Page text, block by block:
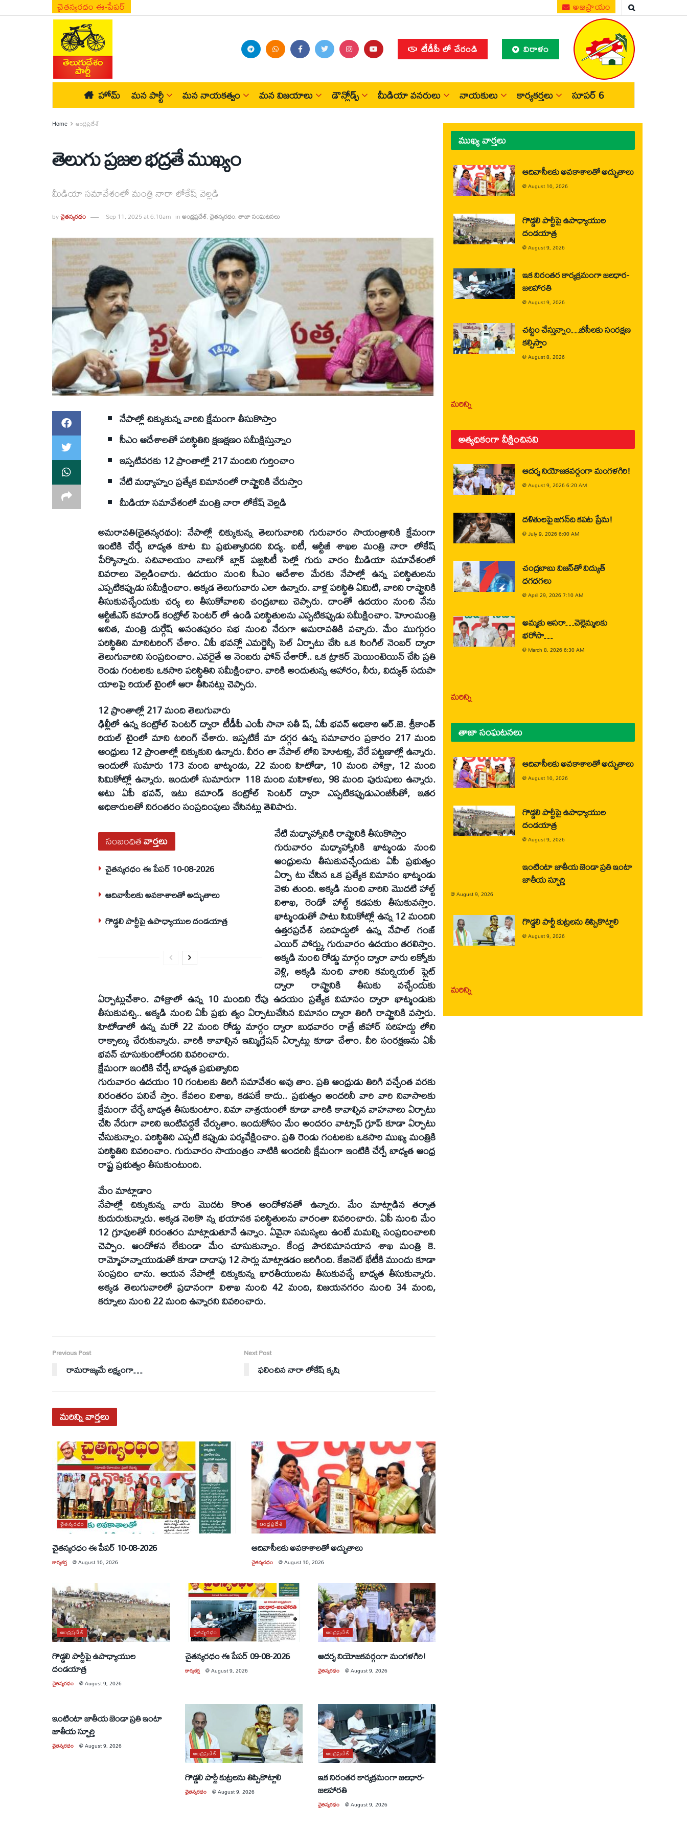
చైతన్యరధం ఈ-పేపర్ అభిప్రాయం
టీడీపీ లో చేరండి విరాళం
హోమ్ మన పార్టీ మన నాయకత్వం మన విజయాలు డౌన్లోడ్స్ మీడియా వనరులు నాయకులు కార్యకర్తలు సూపర్ 6
Home ఆంధ్రప్రదేశ్
తెలుగు ప్రజల భద్రతే ముఖ్యం
మీడియా సమావేశంలో మంత్రి నారా లోకేష్ వెల్లడి
byచైతన్యరధం Sep 11, 2025 at 6:10am inఆంధ్రప్రదేశ్,చైతన్యరధం,తాజా సంఘటనలు
నేపాల్లో చిక్కుకున్న వారిని క్షేమంగా తీసుకొస్తాం
సీఎం ఆదేశాలతో పరిస్థితిని క్షణక్షణం సమీక్షిస్తున్నాం
ఇప్పటివరకు 12 ప్రాంతాల్లో 217 మందిని గుర్తించాం
నేటి మధ్యాహ్నం ప్రత్యేక విమానంలో రాష్ట్రానికి చేరుస్తాం
మీడియా సమావేశంలో మంత్రి నారా లోకేష్ వెల్లడి
అమరావతి(చైతన్యరథం): నేపాల్లో చిక్కుకున్న తెలుగువారిని గురువారం సాయంత్రానికి క్షేమంగా
ఇంటికి చేర్చే బాధ్యత కూట మి ప్రభుత్వానిదని విద్య. ఐటీ, ఆర్టీజీ శాఖల మంత్రి నారా లోకేష్
పేర్కొన్నారు. సచివాలయం నాలుగో బ్లాక్ పబ్లిసిటీ సెల్లో గురు వారం మీడియా సమావేశంలో
వివరాలు వెల్లడించారు. ఉదయం నుంచి సీఎం ఆదేశాల మేరకు నేపాల్లో ఉన్న పరిస్థితులను
ఎప్పటికప్పుడు సమీక్షించాం. అక్కడ తెలుగువారు ఎలా ఉన్నారు. వాళ్ల పరిస్థితి ఏమిటి, వారిని రాష్ట్రానికి
తీసుకువచ్చేందుకు చర్య లు తీసుకోవాలని చంద్రబాబు చెప్పారు. దాంతో ఉదయం నుంచి నేను
ఆర్టీజీఎస్ కమాండ్ కంట్రోల్ సెంటర్ లో ఉండి పరిస్థితులను ఎప్పటికప్పుడు సమీక్షించాం. హెూంమంత్రి
అనిత, మంత్రి దుర్గేష్ అనంతపురం సభ నుంచి నేరుగా అమరావతికి వచ్చారు. మేం ముగ్గురం
పరిస్థితిని మానిటరింగ్ చేశాం. ఏపీ భవన్లో ఎమర్జెన్సీ సెల్ ఏర్పాటు చేసి ఒక సింగిల్ నెంబర్ ద్వారా
తెలుగువారిని సంప్రదించాం. ఎవరైతే ఆ నెంబరు ఫోన్ చేశారో.. ఒక ట్రాకర్ మెయింటెయిన్ చేసి ప్రతి
రెండు గంటలకు ఒకసారి పరిస్థితిని సమీక్షించాం. వారికి అందుతున్న ఆహారం, నీరు, విద్యుత్ సదుపా
యాలపై రియల్ టైంలో ఆరా తీసినట్లు చెప్పారు.
12 ప్రాంతాల్లో 217 మంది తెలుగువారు
ఢిల్లీలో ఉన్న కంట్రోల్ సెంటర్ ద్వారా టీడీపీ ఎంపీ సానా సతీ ష్, ఏపీ భవన్ అధికారి ఆర్.జె. శ్రీకాంత్
రియల్ టైంలో మాని టరింగ్ చేశారు. ఇప్పటికే మా దగ్గర ఉన్న సమాచారం ప్రకారం 217 మంది
ఆంధ్రులు 12 ప్రాంతాల్లో చిక్కుకుని ఉన్నారు. వీరం తా నేపాల్ లోని హెూటళ్లు, వేరే పట్టణాల్లో ఉన్నారు.
ఇందులో సుమారు 173 మంది ఖాట్మండు, 22 మంది హిటోడా, 10 మంది పోక్రా, 12 మంది
సిమికోట్లో ఉన్నారు. ఇందులో సుమారుగా 118 మంది మహిళలు, 98 మంది పురుషులు ఉన్నారు.
అటు ఏపీ భవన్, ఇటు కమాండ్ కంట్రోల్ సెంటర్ ద్వారా ఎప్పటికప్పుడుఎంబీసీతో, ఇతర
అధికారులతో నిరంతరం సంప్రదింపులు చేసినట్లు తెలిపారు.
సంబంధితవార్తలు
చైతన్యరధం ఈ పేపర్ 10-08-2026
ఆదివాసీలకు అవకాశాలతో అద్భుతాలు
గొడ్డలి పార్టీపై ఉపాధ్యాయుల దండయాత్ర
నేటి మధ్యాహ్నానికి రాష్ట్రానికి తీసుకొస్తాం
గురువారం మధ్యాహ్నానికి ఖాట్మండు నుంచి
ఆంధ్రులను తీసుకువచ్చేందుకు ఏపీ ప్రభుత్వం
ఏర్పా టు చేసిన ఒక ప్రత్యేక విమానం ఖాట్మండు
వెళు తుంది. అక్కడి నుంచి వారిని మొదటి హాల్ట్
విశాఖ, రెండో హాల్ట్ కడపకు తీసుకువస్తాం.
ఖాట్మండుతో పాటు సిమికోట్లో ఉన్న 12 మందిని
ఉత్తరప్రదేశ్ సరిహద్దులో ఉన్న నేపాల్ గంజ్
ఎయిర్ పోర్ట్కు గురువారం ఉదయం తరలిస్తాం.
అక్కడి నుంచి రోడ్డు మార్గం ద్వారా వారు లక్నోకు
వెళ్లి, అక్కడి నుంచి వారిని కమర్షియల్ ఫ్లైట్
ద్వారా రాష్ట్రానికి తీసుకు వచ్చేందుకు
ఏర్పాట్లుచేశాం. పోక్రాలో ఉన్న 10 మందిని రేపు ఉదయం ప్రత్యేక విమానం ద్వారా ఖాట్మండుకు
తీసుకువచ్చి.. అక్కడి నుంచి ఏపీ ప్రభు త్వం ఏర్పాటుచేసిన విమానం ద్వారా తిరిగి రాష్ట్రానికి వస్తారు.
హిటోడాలో ఉన్న మరో 22 మంది రోడ్డు మార్గం ద్వారా బుధవారం రాత్రే బీహార్ సరిహద్దు లోని
రాక్సాల్కు చేరుకున్నారు. వారికి కావాల్సిన ఇమ్మిగ్రేషన్ ఏర్పాట్లు కూడా చేశాం. వీరి సంరక్షణను ఏపీ
భవన్ చూసుకుంటోందని వివరించారు.
క్షేమంగా ఇంటికి చేర్చే బాధ్యత ప్రభుత్వానిది
గురువారం ఉదయం 10 గంటలకు తిరిగి సమావేశం అవు తాం. ప్రతి ఆంధ్రుడు తిరిగి వచ్చేంత వరకు
నిరంతరం పనిచే స్తాం. కేవలం విశాఖ, కడపకే కాదు.. ప్రభుత్వం అందరినీ వారి వారి నివాసాలకు
క్షేమంగా చేర్చే బాధ్యత తీసుకుంటాం. విమా నాశ్రయంలో కూడా వారికి కావాల్సిన వాహనాలు ఏర్పాటు
చేసి నేరుగా వారిని ఇంటివద్దకే చేర్చుతాం. ఇందుకోసం మేం అందరం వాట్సాప్ గ్రూప్ కూడా ఏర్పాటు
చేసుకున్నాం. పరిస్థితిని ఎప్పటి కప్పుడు పర్యవేక్షించాం. ప్రతి రెండు గంటలకు ఒకసారి ముఖ్య మంత్రికి
పరిస్థితిని వివరించాం. గురువారం సాయంత్రం నాటికి అందరినీ క్షేమంగా ఇంటికి చేర్చే బాధ్యత ఆంధ్ర
రాష్ట్ర ప్రభుత్వం తీసుకుంటుంది.
మేం మాట్లాడాం
నేపాల్లో చిక్కుకున్న వారు మొదట కొంత ఆందోళనతో ఉన్నారు. మేం మాట్లాడిన తర్వాత
కుదురుకున్నారు. అక్కడ నెలకొ న్న భయానక పరిస్థితులను వారంతా వివరించారు. ఏపీ నుంచి మేం
12 గ్రూపులతో నిరంతరం మాట్లాడుతూనే ఉన్నాం. ఏవైనా సమస్యలు ఉంటే మమల్ని సంప్రదించాలని
చెప్పాం. ఆందోళన లేకుండా మేం చూసుకున్నాం. కేంద్ర పౌరవిమానయాన శాఖ మంత్రి కె.
రామ్మోహన్నాయుడుతో కూడా దాదాపు 12 సార్లు మాట్లాడడం జరిగింది. కేబినెట్ భేటీకి ముందు కూడా
సంప్రదిం చాను. ఆయన నేపాల్లో చిక్కుకున్న భారతీయులను తీసుకువచ్చే బాధ్యత తీసుకున్నారు.
అక్కడ తెలుగువారిలో ప్రధానంగా విశాఖ నుంచి 42 మంది, విజయనగరం నుంచి 34 మంది,
కర్నూలు నుంచి 22 మంది ఉన్నారని వివరించారు.
Previous Post
రామరాజ్యమే లక్ష్యంగా…
Next Post
ఫలించిన నారా లోకేష్ కృషి
మరిన్నివార్తలు
చైతన్యరధం
చైతన్యరధం ఈ పేపర్ 10-08-2026
కార్యకర్త @August 10, 2026
ఆంధ్రప్రదేశ్
ఆదివాసీలకు అవకాశాలతో అద్భుతాలు
చైతన్యరధం @August 10, 2026
ఆంధ్రప్రదేశ్
గొడ్డలి పార్టీపై ఉపాధ్యాయుల
దండయాత్ర
చైతన్యరధం @August 9, 2026
చైతన్యరధం
చైతన్యరధం ఈ పేపర్ 09-08-2026
కార్యకర్త @August 9, 2026
ఆంధ్రప్రదేశ్
ఆదర్శ నియోజకవర్గంగా మంగళగిరి!
చైతన్యరధం @August 9, 2026
ఇంటింటా జాతీయ జెండా ప్రతి ఇంటా
జాతీయ స్ఫూర్తి
చైతన్యరధం @August 9, 2026
ఆంధ్రప్రదేశ్
గొడ్డలి పార్టీ కుట్రలను తిప్పికొట్టాలి
చైతన్యరధం @August 9, 2026
ఆంధ్రప్రదేశ్
ఇక నిరంతర కార్యక్రమంగా జలధార-
జలహారతి
చైతన్యరధం @August 9, 2026
ముఖ్య వార్తలు
ఆదివాసీలకు అవకాశాలతో అద్భుతాలు
@August 10, 2026
గొడ్డలి పార్టీపై ఉపాధ్యాయుల
దండయాత్ర
@August 9, 2026
ఇక నిరంతర కార్యక్రమంగా జలధార-
జలహారతి
@August 9, 2026
చట్టం చేస్తున్నాం…బీసీలకు సంరక్షణ
కల్పిస్తాం
@August 8, 2026
మరిన్ని
అత్యధికంగా వీక్షించినవి
ఆదర్శ నియోజకవర్గంగా మంగళగిరి!
@August 9, 2026 6:20 AM
దళితులపై జగన్‌ది కపట ప్రేమ!
@July 9, 2026 6:00 AM
చంద్రబాబు విజన్‌తో విద్యుత్
ధగధగలు
@April 29, 2026 7:10 AM
అమ్మకు ఆసరా…చెల్లెమ్మలకు
భరోసా…
@ March 8, 2026 6:30 AM
మరిన్ని
తాజా సంఘటనలు
ఆదివాసీలకు అవకాశాలతో అద్భుతాలు
@August 10, 2026
గొడ్డలి పార్టీపై ఉపాధ్యాయుల
దండయాత్ర
@August 9, 2026
ఇంటింటా జాతీయ జెండా ప్రతి ఇంటా
జాతీయ స్ఫూర్తి
@August 9, 2026
గొడ్డలి పార్టీ కుట్రలను తిప్పికొట్టాలి
@August 9, 2026
మరిన్ని